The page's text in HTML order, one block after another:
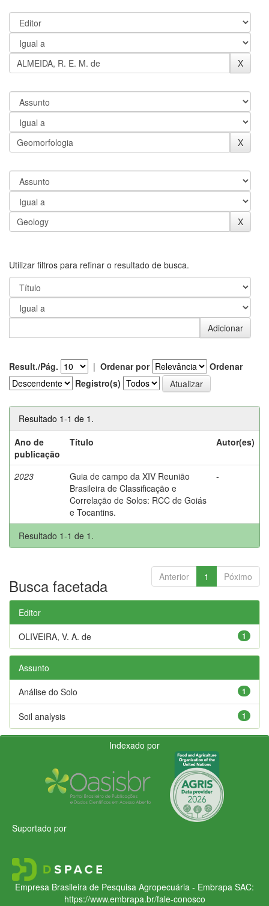
Utilizar filtros para refinar o resultado de busca.
Result./Pág. | Ordenar por
Ordenar
Registro(s)
Resultado 1-1 de 1.
Ano de
publicação
Título Autor(es)
2023
Guia de campo da XIV Reunião
Brasileira de Classificação e
Correlação de Solos: RCC de Goiás
e Tocantins.
-
Resultado 1-1 de 1.
Anterior 1 Póximo
Busca facetada
Editor
1
OLIVEIRA, V. A. de
Assunto
1
Análise do Solo
1
Soil analysis
Indexado por
Suportado por
Empresa Brasileira de Pesquisa Agropecuária - Embrapa SAC:
https://www.embrapa.br/fale-conosco